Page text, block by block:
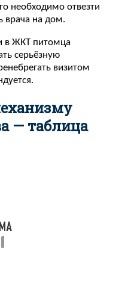
необходимо отвезти
врача на дом.
в ЖКТ питомца
серьёзную
визитом
— таблица